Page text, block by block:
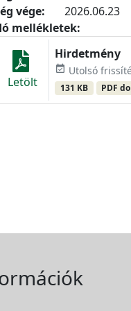
vége:
2026.06.23
mellékletek:
Letölt
Hirdetmény
event_available Utolsó
131 KB PDF